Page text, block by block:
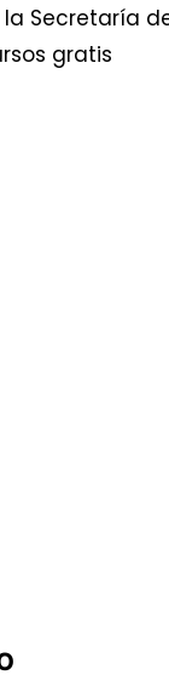
Secretaría
gratis